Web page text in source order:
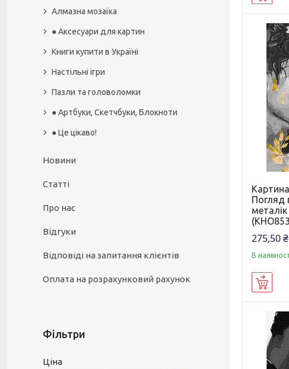
Погляд
275,50 ₴
В
Алмазна мозаїка
● Аксесуари для картин
Книги купити в Україні
Настільні ігри
Пазли та головоломки
● Артбуки, Скетчбуки, Блокноти
● Це цікаво!
Новини
Статті
Про нас
Відгуки
Відповіді на запитання клієнтів
Оплата на розрахунковий рахунок
Фільтри
Ціна